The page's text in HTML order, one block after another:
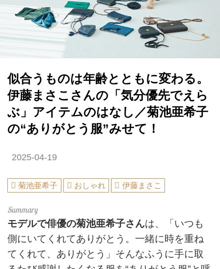
似合うものは年齢とともに変わる。
伊藤まさこさんの「気分優先でえら
ぶ」アイテムのはなし／菊池亜希子
の“ありがとう服”みせて！
2025-04-19
菊池亜希子 おしゃれ 伊藤まさこ
モデルで俳優の菊池亜希子さんは、「いつも
側にいてくれてありがとう。一緒に時を重ね
てくれて、ありがとう」そんなふうに手に取